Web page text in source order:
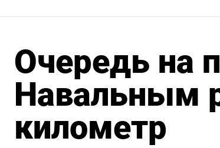
Очередь на
Навальным
километр